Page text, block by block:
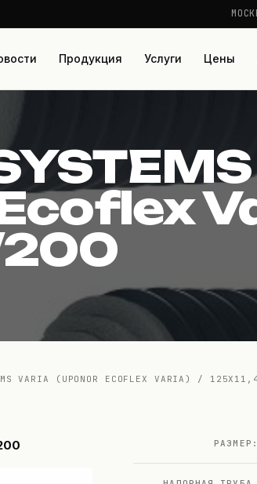
Продукция Услуги Цены
Varia
200
VARIA (UPONOR ECOFLEX VARIA) /
РАЗМЕР: